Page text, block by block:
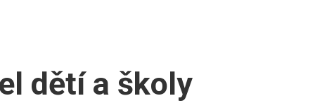
dětí a školy